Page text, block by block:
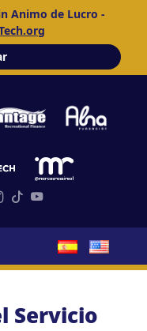
Animo de Lucro -
Servicio